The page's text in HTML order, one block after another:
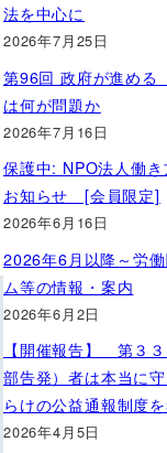
法を中心に
2026年7月25日
第96回 政府が進める
は何が問題か
2026年7月16日
保護中: NPO法人働
お知らせ [会員限定]
2026年6月16日
2026年6月以降～労
ム等の情報・案内
2026年6月2日
【開催報告】 第３
部告発）者は本当に
らけの公益通報制度を
2026年4月5日